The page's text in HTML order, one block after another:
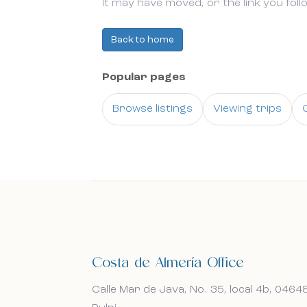
News
Bel mij terug
Bel mij terug
It may have moved, or the link you
Back to home
Popular pages
Browse listings Viewing trips
Costa de Almería Office
Calle Mar de Java, No. 35, local 4b,